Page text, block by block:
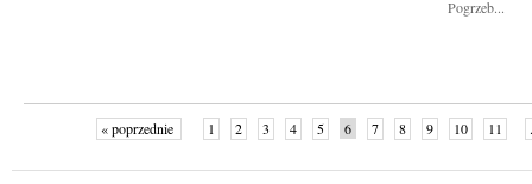
Pogrzeb...
« poprzednie 1 2 3 4 5 6 7 8 9 10 11